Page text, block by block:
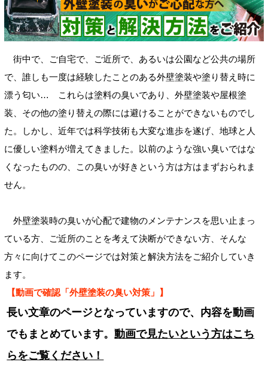
街中で、ご自宅で、ご近所で、あるいは公園など公共の場所
で、誰しも一度は経験したことのある外壁塗装や塗り替え時に
漂う匂い… これらは塗料の臭いであり、外壁塗装や屋根塗
装、その他の塗り替えの際には避けることができないものでし
た。しかし、近年では科学技術も大変な進歩を遂げ、地球と人
に優しい塗料が増えてきました。以前のような強い臭いではな
くなったものの、この臭いが好きという方は方はまずおられま
せん。
外壁塗装時の臭いが心配で建物のメンテナンスを思い止まっ
ている方、ご近所のことを考えて決断ができない方、そんな
方々に向けてこのページでは対策と解決方法をご紹介していき
ます。
【動画で確認「外壁塗装の臭い対策」】
長い文章のページとなっていますので、内容を動画
でもまとめています。動画で見たいという方はこち
らをご覧ください！